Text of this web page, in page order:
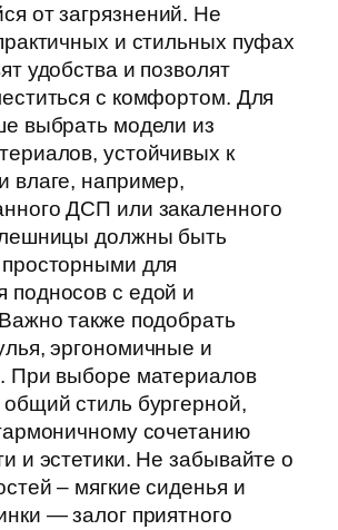
от загрязнений. Не
и стильных пуфах
удобства и позволят
с комфортом. Для
выбрать модели из
устойчивых к
влаге, например,
ДСП или закаленного
должны быть
для
подносов с едой и
также подобрать
эргономичные и
При выборе материалов
стиль бургерной,
сочетанию
и эстетики. Не забывайте о
– мягкие сиденья и
— залог приятного